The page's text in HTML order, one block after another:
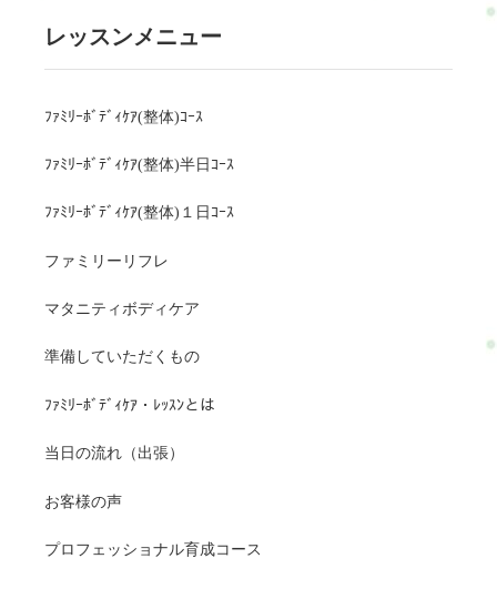
レッスンメニュー
ﾌｧﾐﾘｰﾎﾞﾃﾞｨｹｱ(整体)ｺｰｽ
ﾌｧﾐﾘｰﾎﾞﾃﾞｨｹｱ(整体)半日ｺｰｽ
ﾌｧﾐﾘｰﾎﾞﾃﾞｨｹｱ(整体)１日ｺｰｽ
ファミリーリフレ
マタニティボディケア
準備していただくもの
ﾌｧﾐﾘｰﾎﾞﾃﾞｨｹｱ・ﾚｯｽﾝとは
当日の流れ（出張）
お客様の声
プロフェッショナル育成コース